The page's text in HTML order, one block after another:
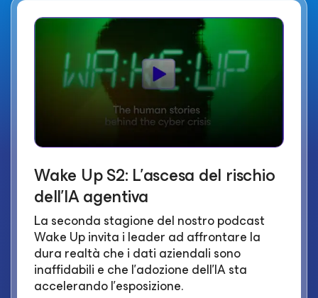
Wake Up S2: L'ascesa del rischio
dell'IA agentiva
La seconda stagione del nostro podcast
Wake Up invita i leader ad affrontare la
dura realtà che i dati aziendali sono
inaffidabili e che l'adozione dell'IA sta
accelerando l'esposizione.